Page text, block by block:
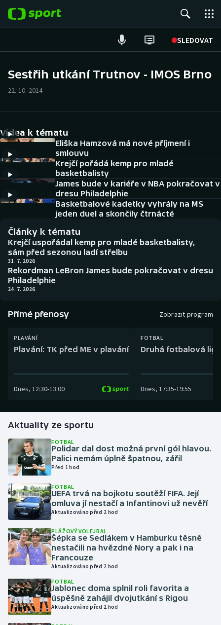
SLEDOVAT
Hokej
Tenis
Atletika
Cyklistika
DALŠÍ SPORTY
Americký fotbal
Baseball a softbal
Basketbal
Biatlon
Curling
Florbal
Golf
Gymnastika
Házená
Jezdectví
Judo
Krasobruslení
Lezení
Lyže a snowboard
NEPŘEHLÉDNĚTE
Soutěže
Historické návraty
Aplikace ČT sport
Sestřih utkání Trutnov - IMOS Brno
22. 10. 2014
Videa k tématu
Eliška Hamzová má nové příjmení i
smlouvu
Krejčí pořádá kemp pro mladé
basketbalisty
James bude v kariéře v NBA pokračovat v
dresu Philadelphie
Basketbalové kadetky vyhrály na MS
jeden duel a skončily čtrnácté
Články k tématu
Krejčí uspořádal kemp pro mladé basketbalisty,
sám před sezonou ladí střelbu
31. 7. 2026
Rekordman LeBron James bude pokračovat v dresu
Philadelphie
24. 7. 2026
Přímé přenosy Zobrazit program
PLAVÁNÍ
Plavání: TK před ME v plavání
Dnes, 12:30-13:00
FOTBAL
Druhá fotbalová
Dnes, 17:35-19:55
Aktuality ze sportu
FOTBAL
Polidar dal dost možná první gól hlavou.
Palici nemám úplně špatnou, zářil
Před 1 hod
FOTBAL
UEFA trvá na bojkotu soutěží FIFA. Její
omluva jí nestačí a Infantinovi už nevěří
Aktualizováno před 2 hod
PLÁŽOVÝ VOLEJBAL
Šépka se Sedlákem v Hamburku těsně
nestačili na hvězdné Nory a pak i na
Francouze
Aktualizováno před 2 hod
FOTBAL
Jablonec doma splnil roli favorita a
úspěšně zahájil dvojutkání s Rigou
Aktualizováno před 2 hod